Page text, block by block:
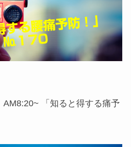
「知ると得する痛予